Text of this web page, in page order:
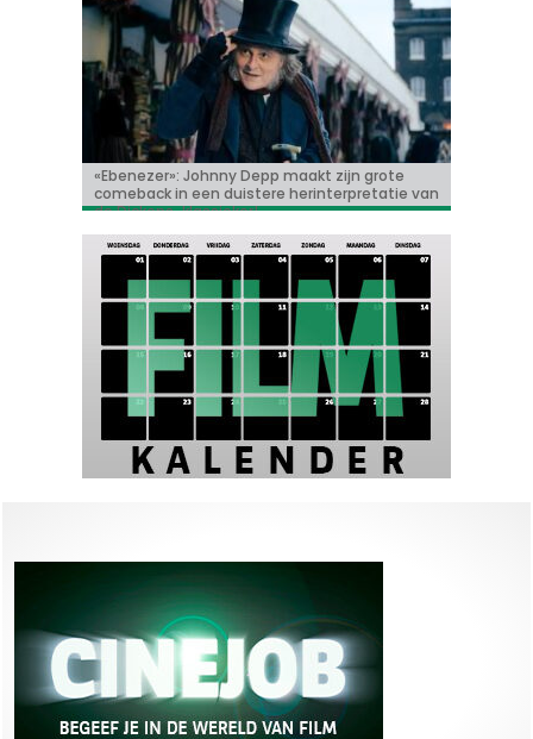
Korte animatiefilm ‘Melk’ nu ook uitgenodigd
voor TIFF
«Ebenezer»: Johnny Depp maakt zijn grote
comeback in een duistere herinterpretatie van
de Dickens-klassieker!
Bioscoopjournaal: ‘Frontera’
Vacature: Productie-assistent (m/v/x)
‘Some like it hot in Belgium’ met Tijmen
Govaerts